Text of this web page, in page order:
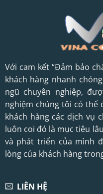
Với cam kết “Đảm bảo
khách hàng nhanh
ngũ chuyên nghiệp,
nghiệm chúng tôi có thể
khách hàng các dịch vụ
luôn coi đó là mục tiêu
và phát triển của mình
lòng của khách hàng
LIÊN HỆ